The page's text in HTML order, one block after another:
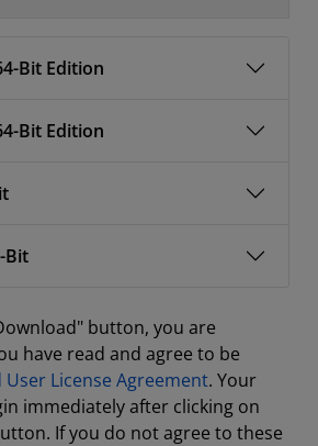
Bit Edition
Bit Edition
Bit
button, you are
have read and agree to be
User License Agreement. Your
immediately after clicking on
If you do not agree to these